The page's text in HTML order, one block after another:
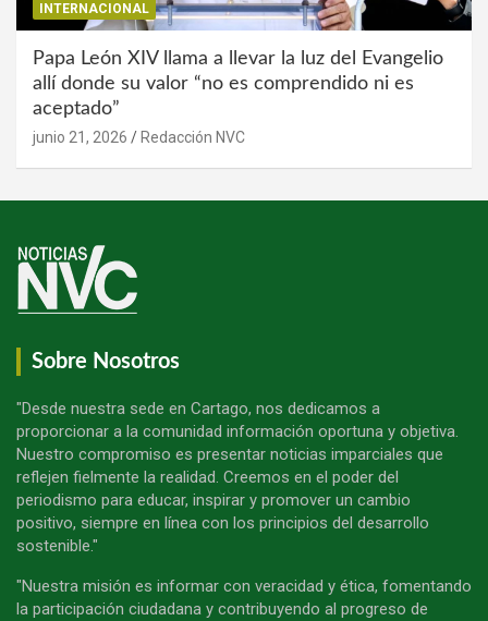
INTERNACIONAL
Papa León XIV llama a llevar la luz del Evangelio
allí donde su valor “no es comprendido ni es
aceptado”
junio 21, 2026 Redacción NVC
Sobre Nosotros
"Desde nuestra sede en Cartago, nos dedicamos a
proporcionar a la comunidad información oportuna y objetiva.
Nuestro compromiso es presentar noticias imparciales que
reflejen fielmente la realidad. Creemos en el poder del
periodismo para educar, inspirar y promover un cambio
positivo, siempre en línea con los principios del desarrollo
sostenible."
"Nuestra misión es informar con veracidad y ética, fomentando
la participación ciudadana y contribuyendo al progreso de